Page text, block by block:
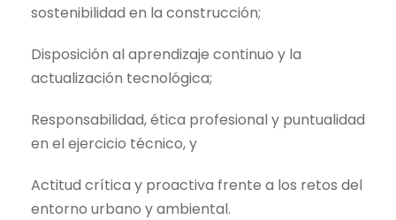
sostenibilidad en la construcción;
Disposición al aprendizaje continuo y la
actualización tecnológica;
Responsabilidad, ética profesional y puntualidad
en el ejercicio técnico, y
Actitud crítica y proactiva frente a los retos del
entorno urbano y ambiental.